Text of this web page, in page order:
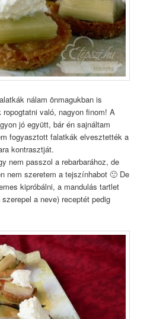
nálam önmagukban is
való, nagyon finom! A
jó együtt, bár én sajnáltam
fogyasztott falatkák elvesztették a
kontrasztját.
nem passzol a rebarbarához, de
nem szeretem a tejszínhabot 🙂 De
kipróbálni, a mandulás tartlet
a neve) receptét pedig